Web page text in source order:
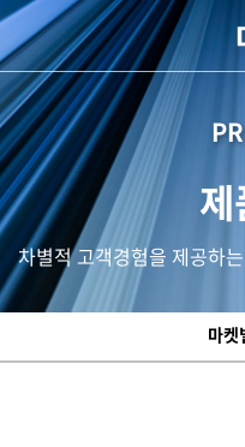
차별적 고객경험을 제공하
마켓